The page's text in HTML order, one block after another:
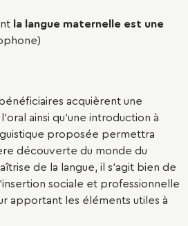
la langue maternelle est une
acquièrent une
ainsi qu’une introduction à
proposée permettra
découverte du monde du
de la langue, il s’agit bien de
sociale et professionnelle
apportant les éléments utiles à